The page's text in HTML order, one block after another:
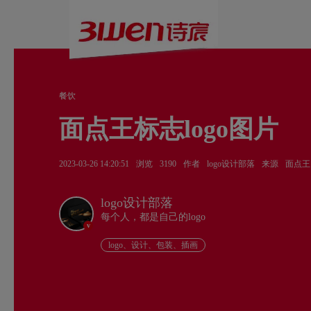
餐饮
面点王标志logo图片
2023-03-26 14:20:51 浏览 3190 作者 logo设计部落 来源 面点王
v
logo设计部落
每个人，都是自己的logo
logo、设计、包装、插画